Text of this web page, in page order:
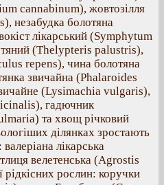
cannabinum), жовтозілля
незабудка болотяна
лікарський (Symphytum
(Thelypteris palustris),
repens), чина болотяна
звичайна (Phalaroides
(Lysimachia vulgaris),
гадючник
та хвощ річковий
ділянках зростають
лікарська
велетенська (Agrostis
рідкісних рослин: коручки